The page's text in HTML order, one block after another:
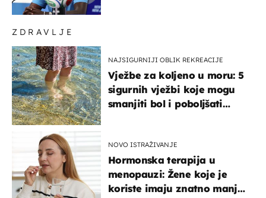
ZDRAVLJE
NAJSIGURNIJI OBLIK REKREACIJE
Vježbe za koljeno u moru: 5
sigurnih vježbi koje mogu
smanjiti bol i poboljšati
NOVO ISTRAŽIVANJE
Hormonska terapija u
menopauzi: Žene koje je
koriste imaju znatno manji